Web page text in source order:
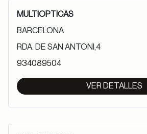
MULTIOPTICAS
BARCELONA
RDA. DE SAN ANTONI,4
934089504
VER DETALLES